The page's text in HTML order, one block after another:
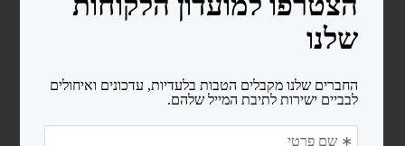
מעקות
בריכות פיברגלס
משאבות לבריכות שחיה
משאבות לבריכות בנויות
קיטים משאבה + מסנן חול